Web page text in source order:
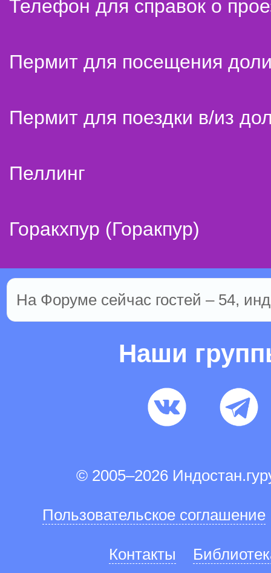
Телефон для справок о
Пермит для посещения
Пермит для поездки в/из
Пеллинг
Горакхпур (Горакпур)
На Форуме сейчас гостей – 54,
Наши
© 2005–2026
Пользовательское соглашение
Контакты